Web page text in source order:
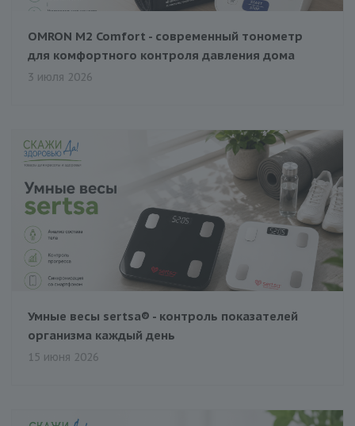
OMRON M2 Comfort - современный тонометр
для комфортного контроля давления дома
3 июля 2026
Умные весы sertsa® - контроль показателей
организма каждый день
15 июня 2026